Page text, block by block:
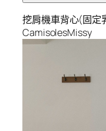
挖肩機車背心(固定
CamisolesMissy